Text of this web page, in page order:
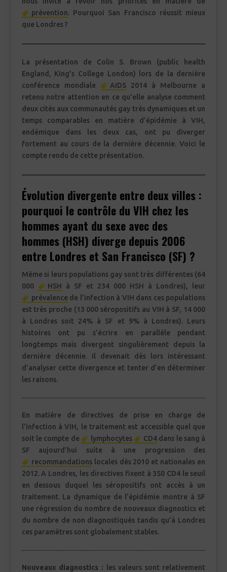
prévention. Pourquoi San Francisco réussit mieux
que Londres ?
La présentation de Colin S. Brown (public health
England, King’s College London) lors de la dernière
conférence mondiale
AIDS2014 à Melbourne a
retenu notre attention en ce qu’elle analyse comment
deux cités aux communautés gay très dynamiques et un
temps comparables en matière d’épidémie à VIH,
endémique dans les deux cas, ont pu diverger
fortement au cours de la dernière décennie. Voici le
compte rendu de cette présentation.
Évolution divergente entre deux villes :
pourquoi le contrôle du VIH chez les
hommes ayant du sexe avec des
hommes (HSH) diverge depuis 2006
entre Londres et San Francisco (SF) ?
Même si leurs populations gay sont très différentes (64
000
HSH à SF et 234 000 HSH à Londres), leur
prévalence de l’infection à VIH dans ces populations
est très proche (13 000 séropositifs au VIH à SF, 14 000
à Londres soit 24% à SF et 9% à Londres). Leurs
histoires ont pu s’écrire en parallèle pendant
longtemps mais divergent singulièrement depuis la
dernière décennie. Il devenait dès lors intéressant
d’analyser cette divergence et tenter d’en déterminer
les raisons.
En matière de directives de prise en charge de
l’infection à VIH, le traitement est accessible quel que
soit le compte de
lymphocytes CD4 dans le sang à
SF aujourd’hui suite à une progression des
recommandationslocales dès 2010 et nationales en
2012. A Londres, les directives fixent à 350 CD4 le seuil
en dessous duquel les séropositifs ont accès à un
traitement. La dynamique de l’épidémie montre à SF
une régression du nombre de nouveaux diagnostics et
du nombre de non diagnostiqués tandis qu’à Londres
ces paramètres sont globalement stables.
Nouveaux diagnostics : les valeurs sont relativement